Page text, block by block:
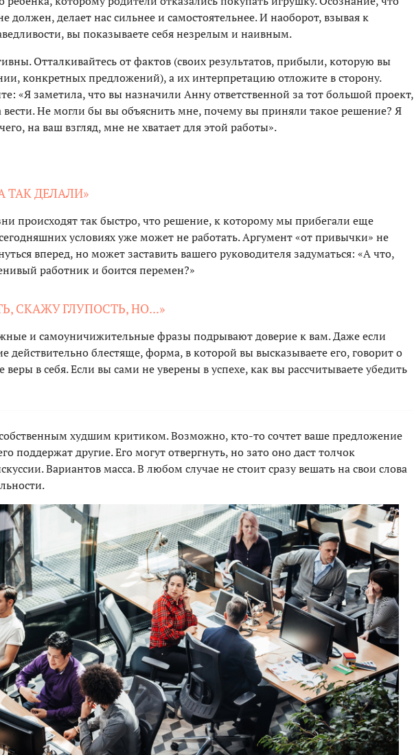
должен, делает нас сильнее и самостоятельнее. И наоборот, взывая к
вы показываете себя незрелым и наивным.
Отталкивайтесь от фактов (своих результатов, прибыли, которую вы
конкретных предложений), а их интерпретацию отложите в сторону.
«Я заметила, что вы назначили Анну ответственной за тот большой проект,
вести. Не могли бы вы объяснить мне, почему вы приняли такое решение? Я
на ваш взгляд, мне не хватает для этой работы».
ТАК ДЕЛАЛИ»
происходят так быстро, что решение, к которому мы прибегали еще
условиях уже может не работать. Аргумент «от привычки» не
вперед, но может заставить вашего руководителя задуматься: «А что,
работник и боится перемен?»
СКАЖУ ГЛУПОСТЬ, НО...»
и самоуничижительные фразы подрывают доверие к вам. Даже если
действительно блестяще, форма, в которой вы высказываете его, говорит о
веры в себя. Если вы сами не уверены в успехе, как вы рассчитываете убедить
худшим критиком. Возможно, кто-то сочтет ваше предложение
поддержат другие. Его могут отвергнуть, но зато оно даст толчок
Вариантов масса. В любом случае не стоит сразу вешать на свои слова